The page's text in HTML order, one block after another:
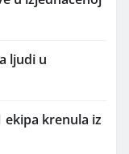
ljudi u
ekipa krenula iz